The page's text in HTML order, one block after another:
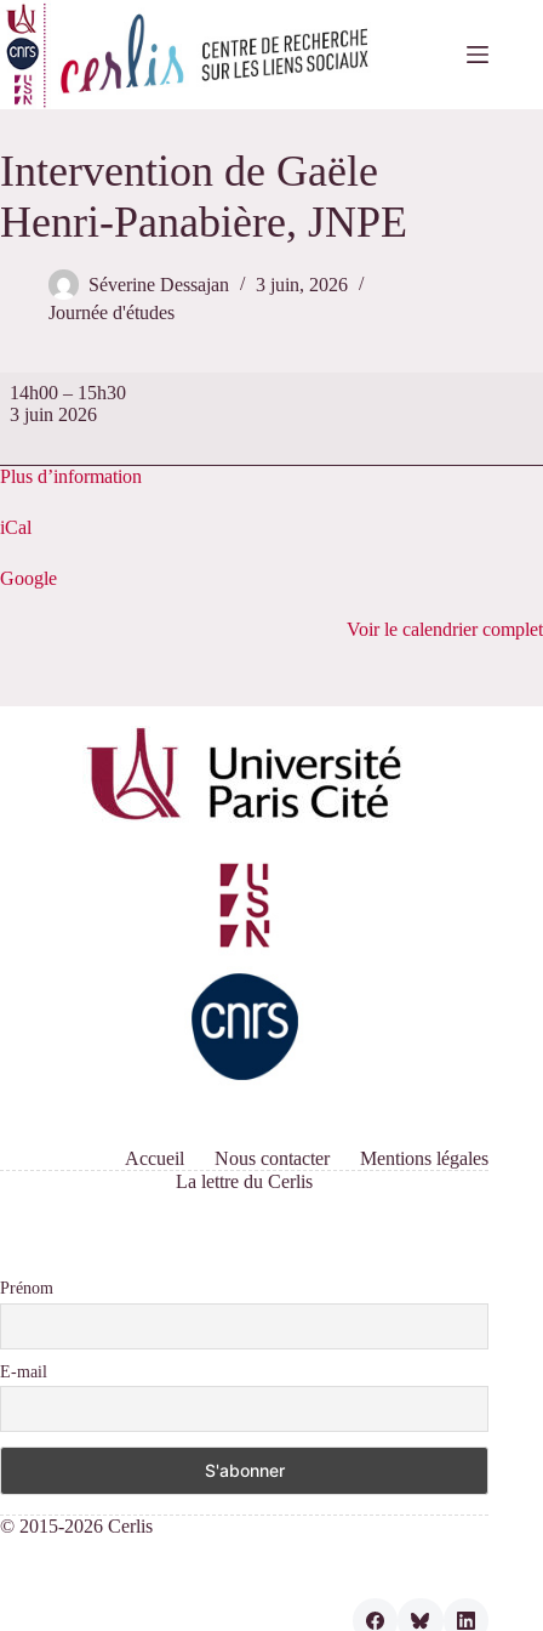
Passer
au
contenu
Intervention de Gaële
Henri-Panabière, JNPE
Séverine Dessajan
3 juin, 2026
Journée d'études
Intervention
de
Gaële
Panabière,
14h00 – 15h30
3 juin 2026
Plus d’information
iCal
Google
Voir le calendrier complet
Accueil Nous contacter
Mentions légales
La lettre du Cerlis
Prénom
E-mail
© 2015-2026 Cerlis